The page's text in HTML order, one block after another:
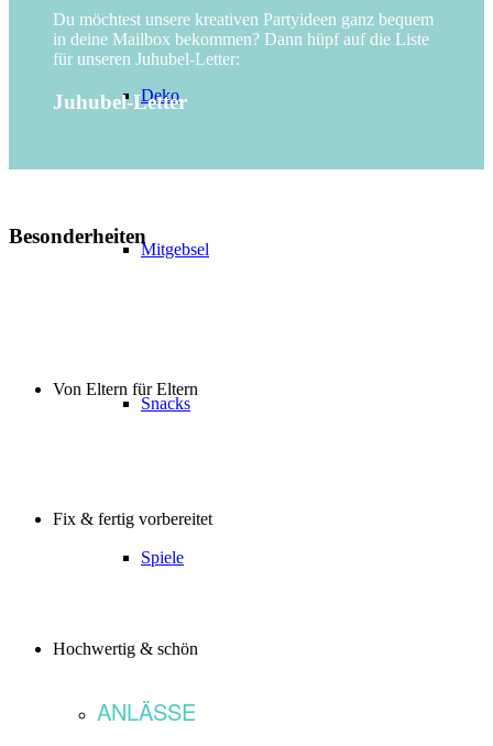
Deko
Mitgebsel
Snacks
Spiele
ANLÄSSE
Du möchtest unsere kreativen Partyideen ganz bequem
in deine Mailbox bekommen? Dann hüpf auf die Liste
für unseren Juhubel-Letter:
Juhubel-Letter
Besonderheiten
Von Eltern für Eltern
Fix & fertig vorbereitet
Hochwertig & schön